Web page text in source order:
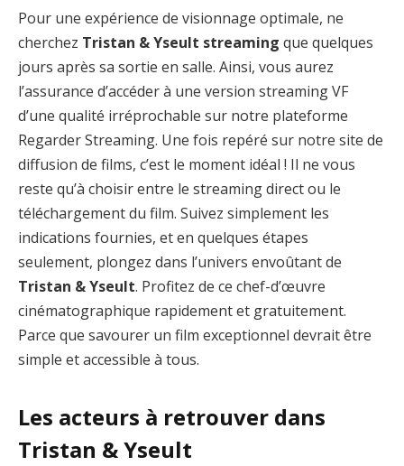
Pour une expérience de visionnage optimale, ne
cherchez Tristan & Yseult streaming que quelques
jours après sa sortie en salle. Ainsi, vous aurez
l’assurance d’accéder à une version streaming VF
d’une qualité irréprochable sur notre plateforme
Regarder Streaming. Une fois repéré sur notre site de
diffusion de films, c’est le moment idéal ! Il ne vous
reste qu’à choisir entre le streaming direct ou le
téléchargement du film. Suivez simplement les
indications fournies, et en quelques étapes
seulement, plongez dans l’univers envoûtant de
Tristan & Yseult. Profitez de ce chef-d’œuvre
cinématographique rapidement et gratuitement.
Parce que savourer un film exceptionnel devrait être
simple et accessible à tous.
Les acteurs à retrouver dans
Tristan & Yseult